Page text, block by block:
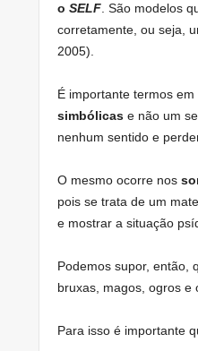
o SELF. São modelos
corretamente, ou seja,
2005).
É importante termos
simbólicase não um
nenhum sentido e
O mesmo ocorre nos
pois se trata de um
e mostrar a situação
Podemos supor, então,
bruxas, magos, ogros e
Para isso é importante